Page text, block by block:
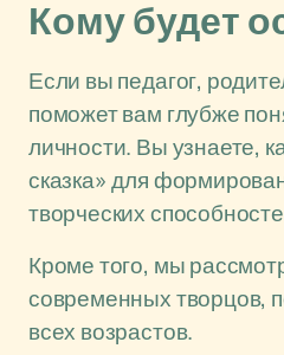
Кому будет
Если вы педагог,
поможет вам глубже
личности. Вы узнаете,
сказка» для
творческих
Кроме того, мы
современных творцов,
всех возрастов.